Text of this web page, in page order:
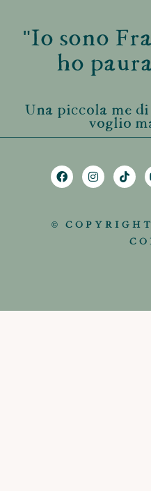
"Io sono
ho
Una piccola me
voglio
©